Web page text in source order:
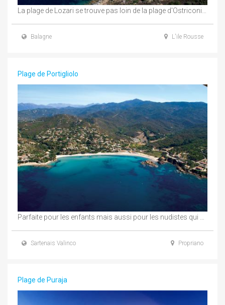
Balagne L'ile Rousse
Plage de Portigliolo
Sartenais Valinco Propriano
Plage de Puraja